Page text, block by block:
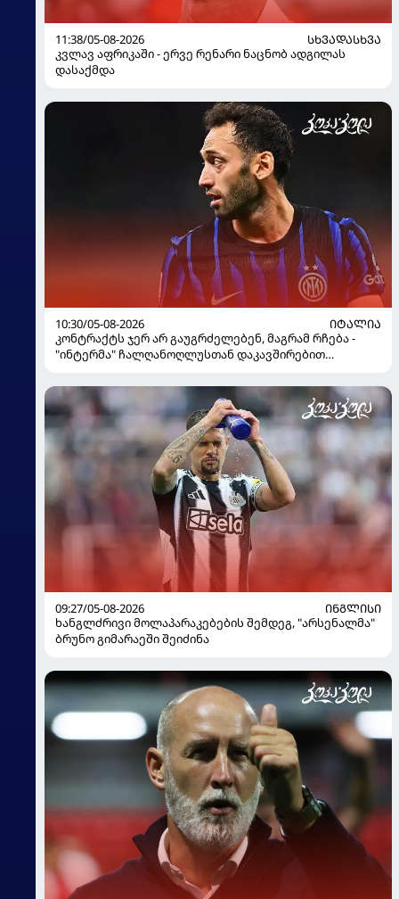
11:38/05-08-2026
ᲡᲮᲕᲐᲓᲐᲡᲮᲕᲐ
კვლავ აფრიკაში - ერვე რენარი ნაცნობ ადგილას
დასაქმდა
10:30/05-08-2026
ᲘᲢᲐᲚᲘᲐ
კონტრაქტს ჯერ არ გაუგრძელებენ, მაგრამ რჩება -
"ინტერმა" ჩალღანოღლუსთან დაკავშირებით
09:27/05-08-2026
ᲘᲜᲒᲚᲘᲡᲘ
ხანგლძრივი მოლაპარაკებების შემდეგ, "არსენალმა"
ბრუნო გიმარაეში შეიძინა